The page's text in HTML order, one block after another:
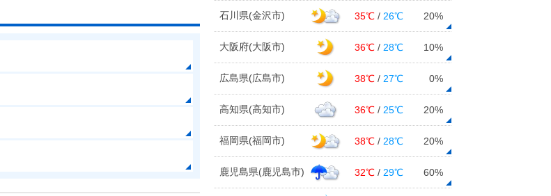
石川県(金沢市) 35℃ / 26℃ 20%
大阪府(大阪市) 36℃ / 28℃ 10%
広島県(広島市) 38℃ / 27℃ 0%
高知県(高知市) 36℃ / 25℃ 20%
福岡県(福岡市) 38℃ / 28℃ 20%
鹿児島県(鹿児島市) 32℃ / 29℃ 60%